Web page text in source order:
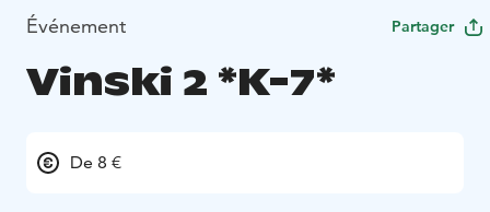
Événement Partager
Vinski 2 *K-7*
De 8 €